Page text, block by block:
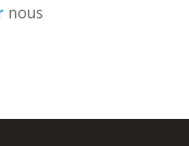
nous